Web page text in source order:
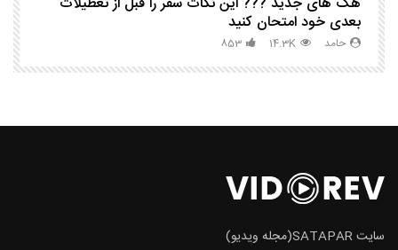
بعدی خود امتحان کنید
حامد 14.3K
853
سایت SATAPAR(مجله ویدیو)